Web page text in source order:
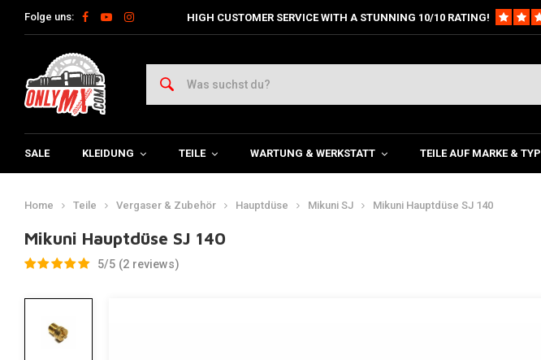
Folge uns: HIGH CUSTOMER SERVICE WITH A STUNNING 10/10 RATING!
SALE KLEIDUNG TEILE WARTUNG & WERKSTATT TEILE AUF MARKE & TYP
Home Teile Vergaser & Zubehör Hauptdüse Mikuni SJ Mikuni Hauptdüse SJ 140
Mikuni Hauptdüse SJ 140
5/5 (2 reviews)